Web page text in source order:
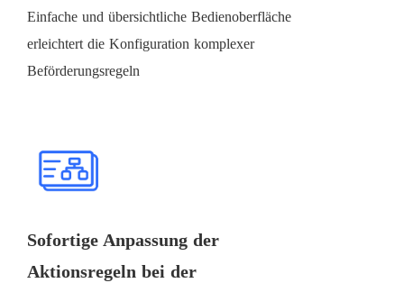
Einfache und übersichtliche Bedienoberfläche
erleichtert die Konfiguration komplexer
Beförderungsregeln
Sofortige Anpassung der
Aktionsregeln bei der